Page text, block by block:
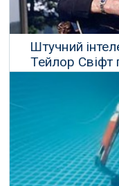
Штучний
Тейлор Свіфт